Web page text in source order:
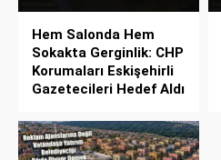
Hem Salonda Hem
Sokakta Gerginlik: CHP
Korumaları Eskişehirli
Gazetecileri Hedef Aldı